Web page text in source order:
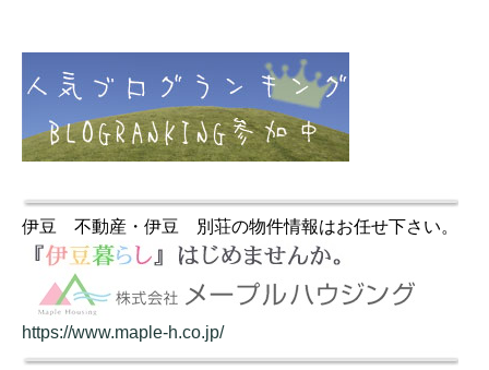
伊豆 不動産・伊豆 別荘の物件情報はお任せ下さい。
https://www.maple-h.co.jp/